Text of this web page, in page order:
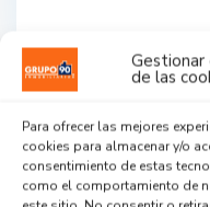
de las
Para ofrecer las mejores
cookies para almacenar y/o
consentimiento de estas
como el comportamiento de
...